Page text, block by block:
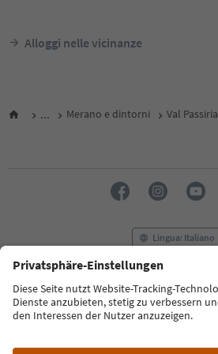
Alloggi nelle vicinanze
... Merano e dintorni Val Passiria
Lingua: Italiano
FAQ Contatti Press MICE
Termini e condizioni
Crediti